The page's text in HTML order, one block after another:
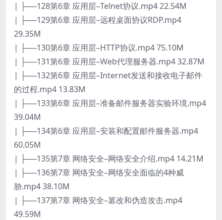
| ├──128第6章 应用层–Telnet协议.mp4 22.54M
| ├──129第6章 应用层–远程桌面协议RDP.mp4
29.35M
| ├──130第6章 应用层–HTTP协议.mp4 75.10M
| ├──131第6章 应用层–Web代理服务器.mp4 32.87M
| ├──132第6章 应用层–Internet发送和接收电子邮件
的过程.mp4 13.83M
| ├──133第6章 应用层–准备邮件服务器实验环境.mp4
39.04M
| ├──134第6章 应用层–安装和配置邮件服务器.mp4
60.05M
| ├──135第7章 网络安全–网络安全介绍.mp4 14.21M
| ├──136第7章 网络安全–网络安全面临的4种威
胁.mp4 38.10M
| ├──137第7章 网络安全–篡改和伪造攻击.mp4
49.59M